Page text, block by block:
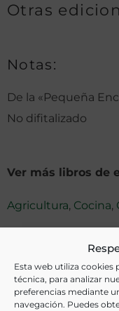
Esta web utiliza cookies
técnica, para analizar
preferencias mediante
navegación. Puedes
Otras
Notas:
De la «Pequeña
No difitalizado
Ver más libros de
Agricultura, Cocina,
Cocina,